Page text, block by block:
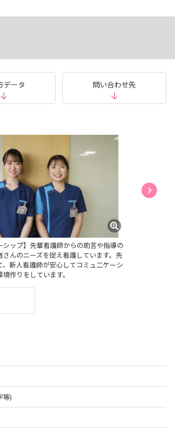
データ 問い合わせ先
シップ】先輩看護師からの助言や指導の
さんのニーズを捉え看護しています。先
、新人看護師が安心してコミュ二ケーシ
環境作りをしています。
等)